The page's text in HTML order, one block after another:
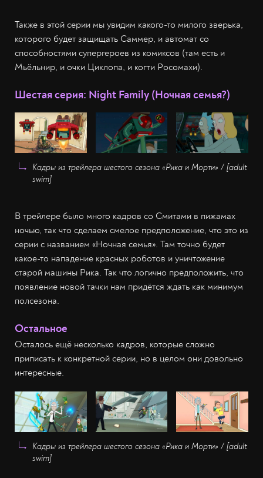
Также в этой серии мы увидим какого-то милого зверька,
которого будет защищать Саммер, и автомат со
способностями супергероев из комиксов (там есть и
Мьёльнир, и очки Циклопа, и когти Росомахи).
Шестая серия: Night Family (Ночная семья?)
Кадры из трейлера шестого сезона «Рика и Морти» / [adult
swim]
В трейлере было много кадров со Смитами в пижамах
ночью, так что сделаем смелое предположение, что это из
серии с названием «Ночная семья». Там точно будет
какое-то нападение красных роботов и уничтожение
старой машины Рика. Так что логично предположить, что
появление новой тачки нам придётся ждать как минимум
полсезона.
Остальное
Осталось ещё несколько кадров, которые сложно
приписать к конкретной серии, но в целом они довольно
интересные.
Кадры из трейлера шестого сезона «Рика и Морти» / [adult
swim]